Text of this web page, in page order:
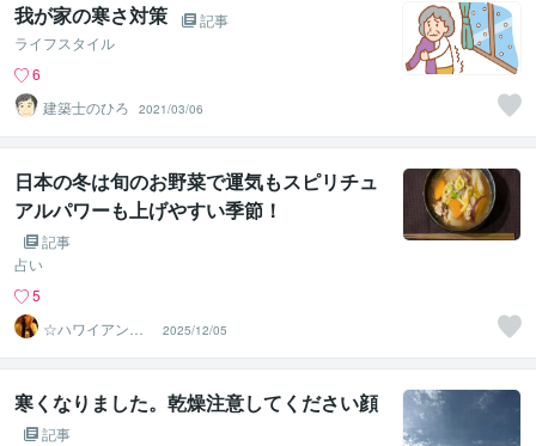
我が家の寒さ対策
記事
ライフスタイル
6
建築士のひろ
2021/03/06
日本の冬は旬のお野菜で運気もスピリチュ
アルパワーも上げやすい季節！
記事
占い
5
☆ハワイアンス
ピリチュル☆～
ハナイノウエ
2025/12/05
寒くなりました。乾燥注意してください顔
記事